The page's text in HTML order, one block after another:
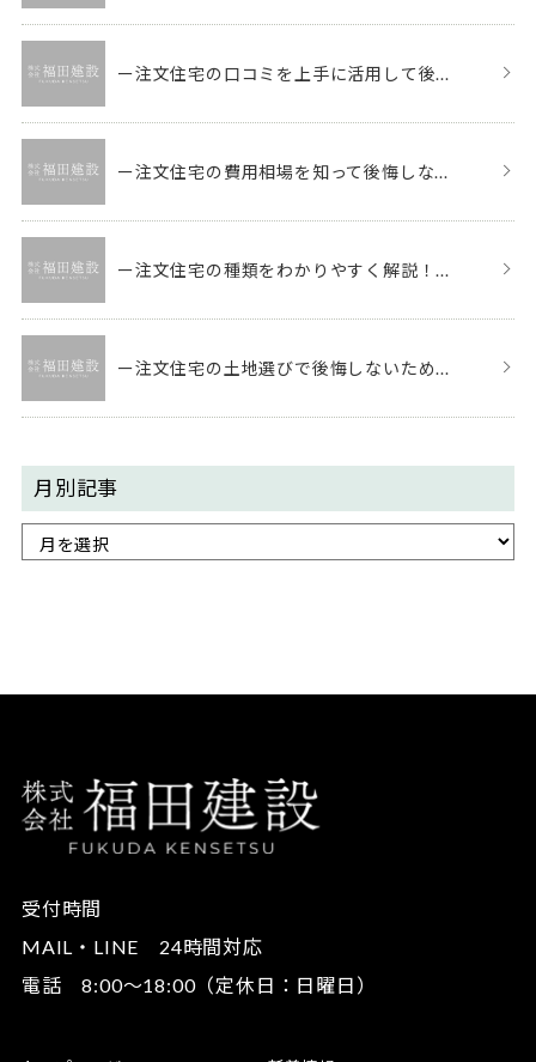
ー注文住宅の口コミを上手に活用して後...
ー注文住宅の費用相場を知って後悔しな...
ー注文住宅の種類をわかりやすく解説！...
ー注文住宅の土地選びで後悔しないため...
月別記事
受付時間
MAIL・LINE 24時間対応
電話 8:00～18:00（定休日：日曜日）